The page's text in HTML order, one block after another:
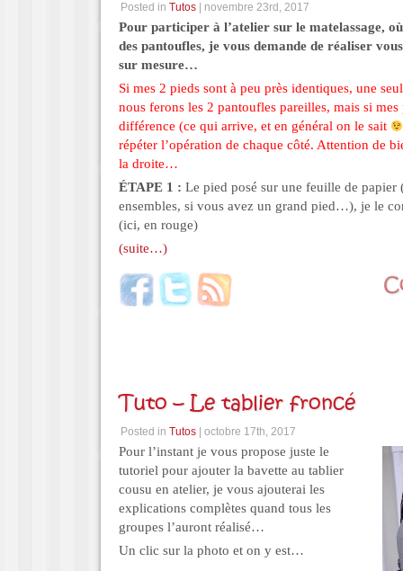
Posted in Tutos | novembre 23rd, 2017
Pour participer à l’atelier sur le matelassage,
des pantoufles, je vous demande de réaliser
sur mesure…
Si mes 2 pieds sont à peu près identiques, une
nous ferons les 2 pantoufles pareilles, mais si
différence (ce qui arrive, et en général on le sait
répéter l’opération de chaque côté. Attention de
la droite…
ÉTAPE 1 : Le pied posé sur une feuille de papier
ensembles, si vous avez un grand pied…), je le
(ici, en rouge)
(suite…)
Tuto – Le tablier froncé
Posted in Tutos | octobre 17th, 2017
Pour l’instant je vous propose juste le
tutoriel pour ajouter la bavette au tablier
cousu en atelier, je vous ajouterai les
explications complètes quand tous les
groupes l’auront réalisé…
Un clic sur la photo et on y est…